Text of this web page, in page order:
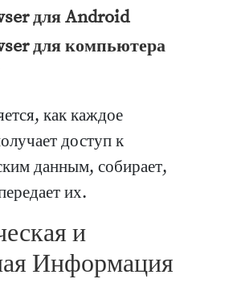
для Android
для компьютера
как каждое
доступ к
данным, собирает,
их.
и
Информация